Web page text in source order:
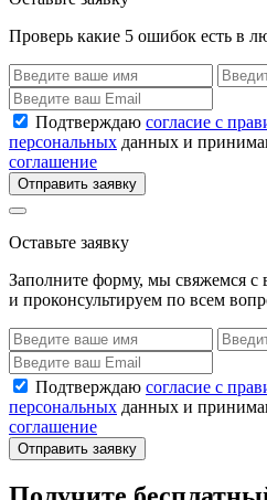
Проверь какие 5 ошибок есть в
Подтверждаю согласие с
персональных данных и
соглашение
Отправить заявку
Оставьте заявку
Заполните форму, мы свяжемся с
и проконсультируем по всем
Подтверждаю согласие с
персональных данных и
соглашение
Отправить заявку